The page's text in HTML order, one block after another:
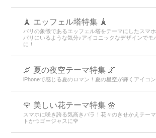
🗼 エッフェル塔特集 🗼
パリの象徴であるエッフェル塔をテーマにしたスマ
パリにいるような気分♪アイコニックなデザインでモ
に！
🌌 夏の夜空テーマ特集 🌌
iPhoneで感じる夏のロマン！夏の星空が輝くアイコン
🌹 美しい花テーマ特集 🌼
スマホに咲き誇る気高きバラ！花々のきせかえテー
トかつゴージャスに🌹